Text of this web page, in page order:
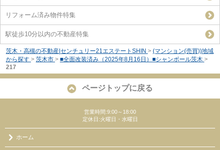
リフォーム済み物件特集
駅徒歩10分以内の不動産特集
茨木・高槻の不動産|センチュリー21エステートSHIN > (マンション(売買))地域
から探す > 茨木市 > ■全面改装済み（2025年8月16日）■シャンボール茨木 >
217
ページトップに戻る
営業時間:9:00～18:00
定休日:火曜日・水曜日
ホーム